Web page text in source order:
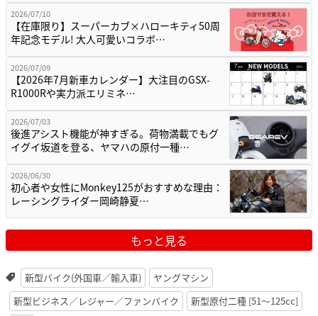
2026/07/10
【在庫限り】スーパーカブ×ハローキティ50周
年記念モデル! 大人可愛いコラボ…
2026/07/09
【2026年7月新車カレンダー】大注目のGSX-
R1000Rや実力派エリミネ…
2026/07/03
後進アシスト機能が神すぎる。荷物満載でもグ
イグイ坂道を登る、ヤマハの原付一種…
2026/06/30
初心者や女性にMonkey125がおすすめな理由：
レーシングライダー岡崎静夏…
もっと見る
新型バイク(外国車／輸入車)
ヤングマシン
新型ビジネス／レジャー／ファンバイク
新型原付二種 [51〜125cc]